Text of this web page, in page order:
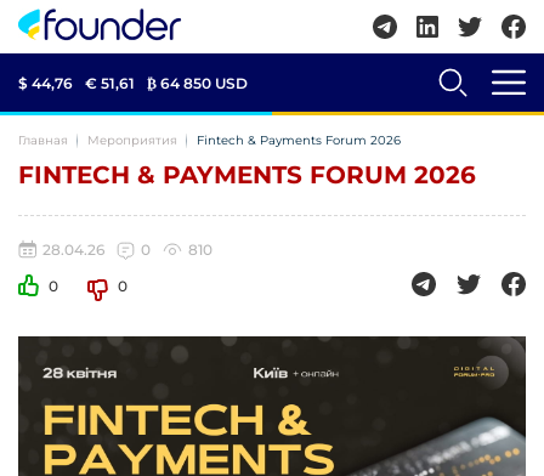
$ 44,76 € 51,61 ₿ 64 850 USD
Главная Мероприятия Fintech & Payments Forum 2026
FINTECH & PAYMENTS FORUM 2026
28.04.26 0
810
0
0